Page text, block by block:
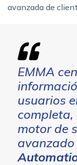
avanzada de
EMMA
usuarios
completa,
motor de